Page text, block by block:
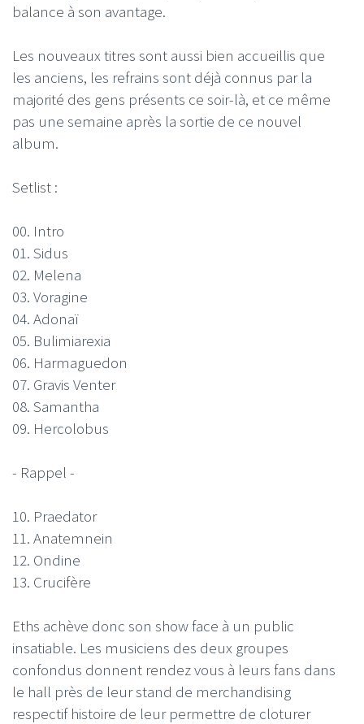
balance à son avantage.
Les nouveaux titres sont aussi bien accueillis que
les anciens, les refrains sont déjà connus par la
majorité des gens présents ce soir-là, et ce même
pas une semaine après la sortie de ce nouvel
album.
Setlist :
00. Intro
01. Sidus
02. Melena
03. Voragine
04. Adonaï
05. Bulimiarexia
06. Harmaguedon
07. Gravis Venter
08. Samantha
09. Hercolobus
- Rappel -
10. Praedator
11. Anatemnein
12. Ondine
13. Crucifère
Eths achève donc son show face à un public
insatiable. Les musiciens des deux groupes
confondus donnent rendez vous à leurs fans dans
le hall près de leur stand de merchandising
respectif histoire de leur permettre de cloturer